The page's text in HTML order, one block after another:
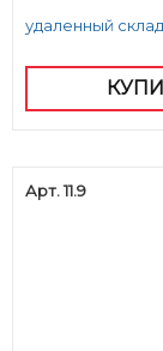
удаленный склад
Арт. 11.9